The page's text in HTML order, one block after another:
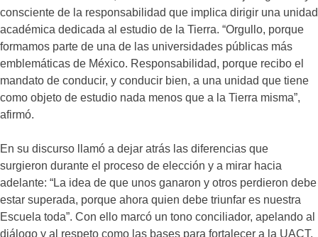
consciente de la responsabilidad que implica dirigir una unidad
académica dedicada al estudio de la Tierra. “Orgullo, porque
formamos parte de una de las universidades públicas más
emblemáticas de México. Responsabilidad, porque recibo el
mandato de conducir, y conducir bien, a una unidad que tiene
como objeto de estudio nada menos que a la Tierra misma”,
afirmó.
En su discurso llamó a dejar atrás las diferencias que
surgieron durante el proceso de elección y a mirar hacia
adelante: “La idea de que unos ganaron y otros perdieron debe
estar superada, porque ahora quien debe triunfar es nuestra
Escuela toda”. Con ello marcó un tono conciliador, apelando al
diálogo y al respeto como las bases para fortalecer a la UACT.